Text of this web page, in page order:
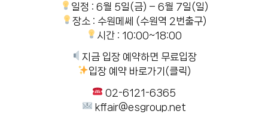
일정 : 6월 5일(금) – 6월 7일(일)
장소 : 수원메쎄 (수원역 2번출구)
시간 : 10:00~18:00
지금 입장 예약하면 무료입장
입장 예약 바로가기(클릭)
02-6121-6365
kffair@esgroup.net